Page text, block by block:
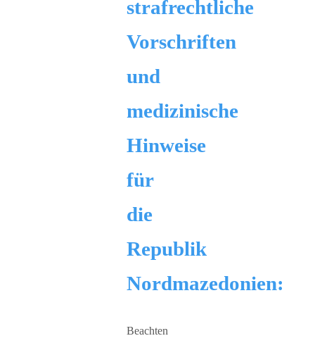
strafrechtliche
Vorschriften
und
medizinische
Hinweise
für
die
Republik
Nordmazedonien:
Beachten